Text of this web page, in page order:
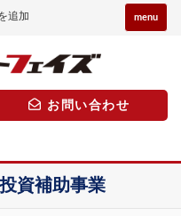
追加 menu
お問い合わせ
資補助事業